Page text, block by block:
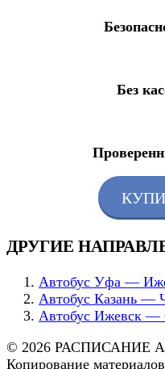
Без
ДРУГИЕ
Автобус Уфа —
Автобус Казань —
Автобус Ижевск —
© 2026 РАСПИСАНИЕ
Копирование